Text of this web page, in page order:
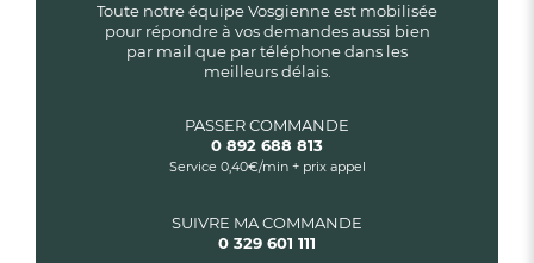
Toute notre équipe Vosgienne est mobilisée
pour répondre à vos demandes aussi bien
par mail que par téléphone dans les
meilleurs délais.
SUIVRE MA COMMANDE
0 329 601 111
PASSER COMMANDE
0 892 688 813
Service 0,40€/min + prix appel